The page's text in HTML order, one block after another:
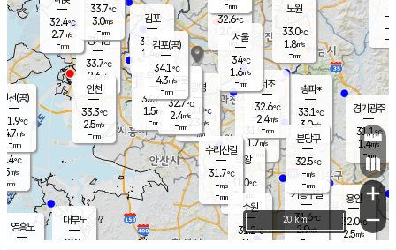
의도
℃
m/s
mm
영흥도
과천
31.9℃
1.7m/s
- mm
용인
32.0℃
2.5m/s
경기광주
31.1℃
1.4m/s
-mm
대부도
30.9
경서동
33.7℃
2.6 m/s
-mm
32.4℃
2.7m/s
-mm
-
-m/
-
의왕
31.0℃
0.4m/s
mm
김포
33.8℃
1.4 m/s
mm
광명
33.0
℃
2.3 m/s
-mm
부천
33.7℃
1.5m/s
-mm
33.7℃
3.0m/s
-mm
구로
32.7℃
2.4m/s
-mm
32.6℃
2.0 m/s
- mm
노원
33.0℃
1.8m/s
-mm
송파*
33.1℃
3.0m/s
-mm
서초
32.6℃
2.4m/s
-mm
기흥구갈
31.6℃
2.9m/s
-
수리산길
31.7℃
-m/s
-mm
분당구
32.5℃
-m/s
-mm
-mm
인천(공)
31.9℃
4.7m/s
-mm
김포(공)
34.1℃
4.3m/s
-mm
수원
31.2℃
3.5 m/s
인천
33.3℃
2.5m/s
-mm
서울
34℃
1.6m/s
-mm
+
−
20 km